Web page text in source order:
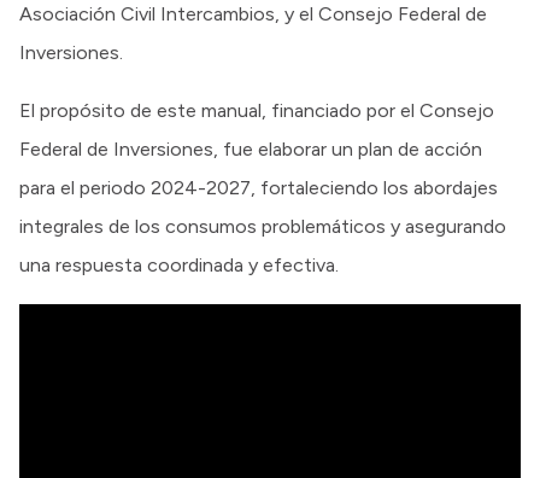
Asociación Civil Intercambios, y el Consejo Federal de
Inversiones.
El propósito de este manual, financiado por el Consejo
Federal de Inversiones, fue elaborar un plan de acción
para el periodo 2024-2027, fortaleciendo los abordajes
integrales de los consumos problemáticos y asegurando
una respuesta coordinada y efectiva.